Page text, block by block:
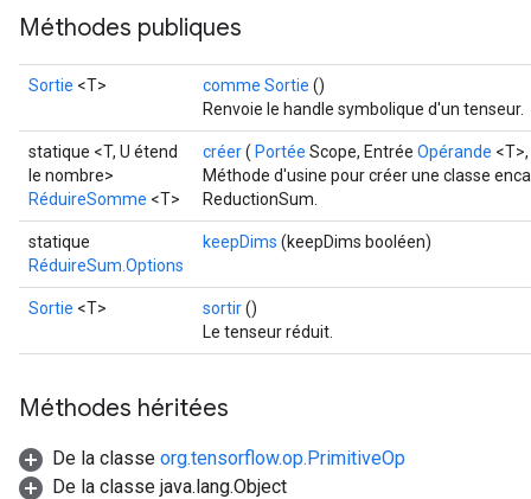
Méthodes publiques
Sortie <T> comme Sortie ()
Renvoie le handle symbolique d'un tenseur.
statique <T, U étend
le nombre>
RéduireSomme <T>
créer( Portée Scope, Entrée Opérande
Méthode d'usine pour créer une classe
ReductionSum.
statique
RéduireSum.Options
keepDims (keepDims booléen)
Sortie <T> sortir()
Le tenseur réduit.
Méthodes héritées
De la classe org.tensorflow.op.PrimitiveOp
De la classe java.lang.Object